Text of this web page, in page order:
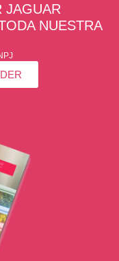
JAGUAR
NUESTRA